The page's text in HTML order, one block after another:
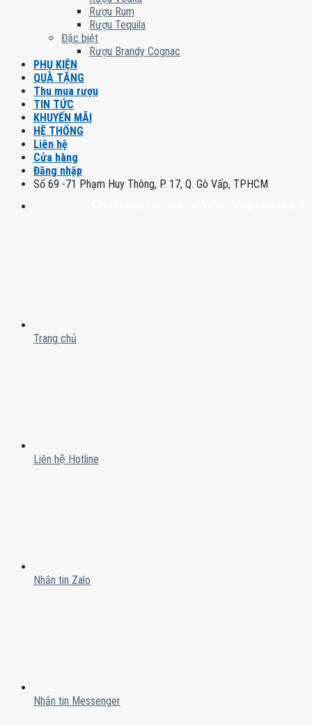
Rượu Rum
Rượu Tequila
Đặc biệt
Rượu Brandy Cognac
PHỤ KIỆN
QUÀ TẶNG
Thu mua rượu
TIN TỨC
KHUYẾN MÃI
HỆ THỐNG
Liên hệ
Cửa hàng
Đăng nhập
Số 69 -71 Phạm Huy Thông, P. 17, Q. Gò Vấp, TPHCM
Trang chủ
Liên hệ Hotline
Nhắn tin Zalo
Nhắn tin Messenger